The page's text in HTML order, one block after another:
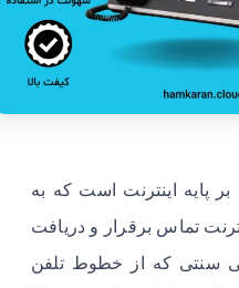
پایه اینترنت است که به
تماس برقرار و دریافت
سنتی که از خطوط تلفن